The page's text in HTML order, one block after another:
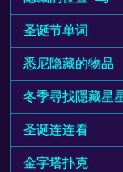
圣诞节单词
悉尼隐藏的物品
冬季尋找隱藏星
圣诞连连看
金字塔扑克